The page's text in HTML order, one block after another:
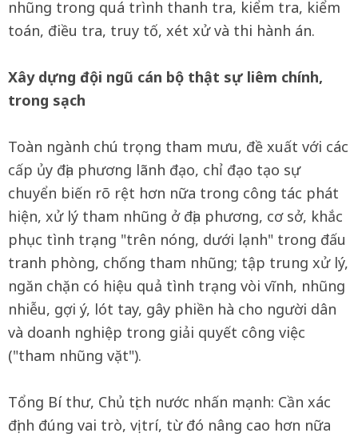
nhũng trong quá trình thanh tra, kiểm tra, kiểm
toán, điều tra, truy tố, xét xử và thi hành án.
Xây dựng đội ngũ cán bộ thật sự liêm chính,
trong sạch
Toàn ngành chú trọng tham mưu, đề xuất với các
cấp ủy địa phương lãnh đạo, chỉ đạo tạo sự
chuyển biến rõ rệt hơn nữa trong công tác phát
hiện, xử lý tham nhũng ở địa phương, cơ sở, khắc
phục tình trạng "trên nóng, dưới lạnh" trong đấu
tranh phòng, chống tham nhũng; tập trung xử lý,
ngăn chặn có hiệu quả tình trạng vòi vĩnh, nhũng
nhiễu, gợi ý, lót tay, gây phiền hà cho người dân
và doanh nghiệp trong giải quyết công việc
("tham nhũng vặt").
Tổng Bí thư, Chủ tịch nước nhấn mạnh: Cần xác
định đúng vai trò, vị trí, từ đó nâng cao hơn nữa